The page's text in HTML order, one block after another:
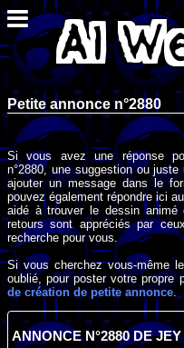
Petite annonce n°2880
Si vous avez une réponse
n°2880, une suggestion ou
ajouter un message dans le
pouvez également répondre ici
aidé à trouver le dessin animé
retours sont appréciés par
recherche pour vous.
Si vous cherchez vous-même
oublié, pour poster votre
de création de petite annonce .
ANNONCE N°2880 DE JEY